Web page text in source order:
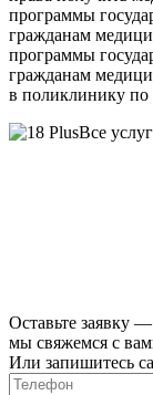
программы
гражданам
программы
гражданам
в поликлинику по
Все
Оставьте заявку —
мы свяжемся с
Или запишитесь